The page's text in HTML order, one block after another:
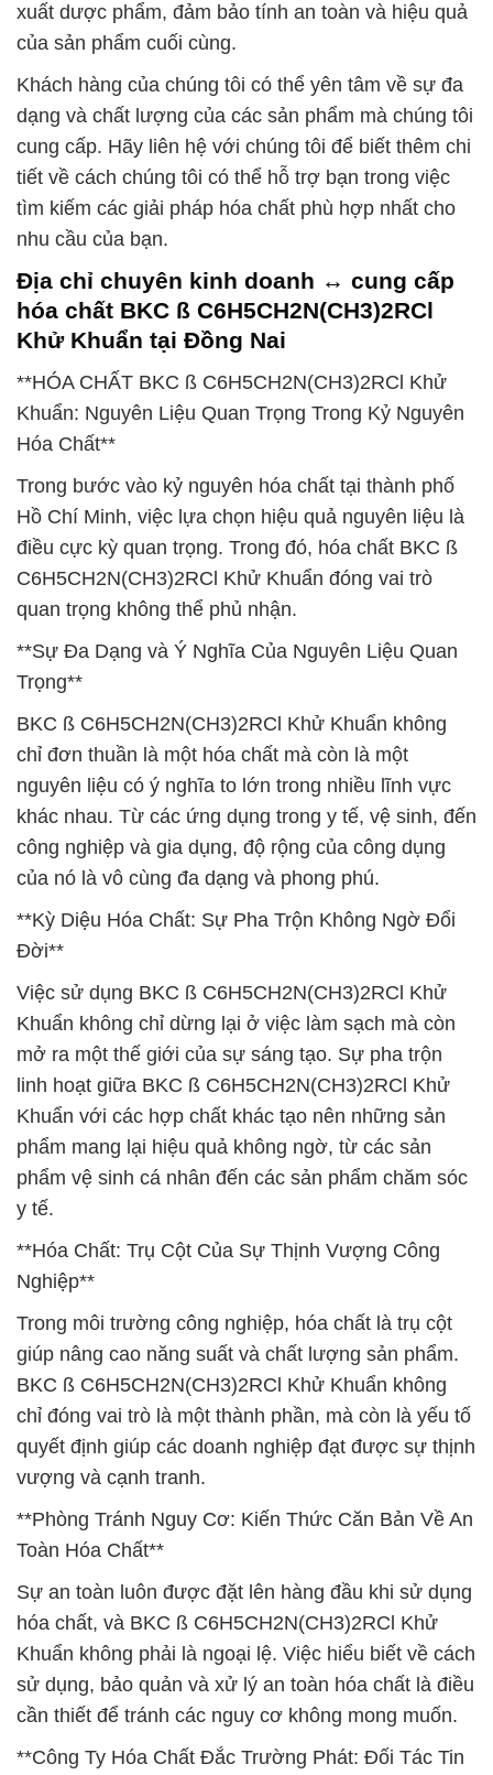
xuất dược phẩm, đảm bảo tính an toàn và hiệu quả
của sản phẩm cuối cùng.
Khách hàng của chúng tôi có thể yên tâm về sự đa
dạng và chất lượng của các sản phẩm mà chúng tôi
cung cấp. Hãy liên hệ với chúng tôi để biết thêm chi
tiết về cách chúng tôi có thể hỗ trợ bạn trong việc
tìm kiếm các giải pháp hóa chất phù hợp nhất cho
nhu cầu của bạn.
Địa chỉ chuyên kinh doanh ↔ cung cấp
hóa chất BKC ß C6H5CH2N(CH3)2RCl
Khử Khuẩn tại Đồng Nai
**HÓA CHẤT BKC ß C6H5CH2N(CH3)2RCl Khử
Khuẩn: Nguyên Liệu Quan Trọng Trong Kỷ Nguyên
Hóa Chất**
Trong bước vào kỷ nguyên hóa chất tại thành phố
Hồ Chí Minh, việc lựa chọn hiệu quả nguyên liệu là
điều cực kỳ quan trọng. Trong đó, hóa chất BKC ß
C6H5CH2N(CH3)2RCl Khử Khuẩn đóng vai trò
quan trọng không thể phủ nhận.
**Sự Đa Dạng và Ý Nghĩa Của Nguyên Liệu Quan
Trọng**
BKC ß C6H5CH2N(CH3)2RCl Khử Khuẩn không
chỉ đơn thuần là một hóa chất mà còn là một
nguyên liệu có ý nghĩa to lớn trong nhiều lĩnh vực
khác nhau. Từ các ứng dụng trong y tế, vệ sinh, đến
công nghiệp và gia dụng, độ rộng của công dụng
của nó là vô cùng đa dạng và phong phú.
**Kỳ Diệu Hóa Chất: Sự Pha Trộn Không Ngờ Đổi
Đời**
Việc sử dụng BKC ß C6H5CH2N(CH3)2RCl Khử
Khuẩn không chỉ dừng lại ở việc làm sạch mà còn
mở ra một thế giới của sự sáng tạo. Sự pha trộn
linh hoạt giữa BKC ß C6H5CH2N(CH3)2RCl Khử
Khuẩn với các hợp chất khác tạo nên những sản
phẩm mang lại hiệu quả không ngờ, từ các sản
phẩm vệ sinh cá nhân đến các sản phẩm chăm sóc
y tế.
**Hóa Chất: Trụ Cột Của Sự Thịnh Vượng Công
Nghiệp**
Trong môi trường công nghiệp, hóa chất là trụ cột
giúp nâng cao năng suất và chất lượng sản phẩm.
BKC ß C6H5CH2N(CH3)2RCl Khử Khuẩn không
chỉ đóng vai trò là một thành phần, mà còn là yếu tố
quyết định giúp các doanh nghiệp đạt được sự thịnh
vượng và cạnh tranh.
**Phòng Tránh Nguy Cơ: Kiến Thức Căn Bản Về An
Toàn Hóa Chất**
Sự an toàn luôn được đặt lên hàng đầu khi sử dụng
hóa chất, và BKC ß C6H5CH2N(CH3)2RCl Khử
Khuẩn không phải là ngoại lệ. Việc hiểu biết về cách
sử dụng, bảo quản và xử lý an toàn hóa chất là điều
cần thiết để tránh các nguy cơ không mong muốn.
**Công Ty Hóa Chất Đắc Trường Phát: Đối Tác Tin